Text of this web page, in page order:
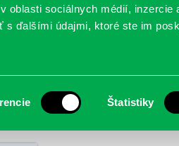
oblasti sociálnych médií, inzercie
s ďalšími údajmi, ktoré ste im
Štatistiky
OBLASTI NOVINY MAPY
bytu